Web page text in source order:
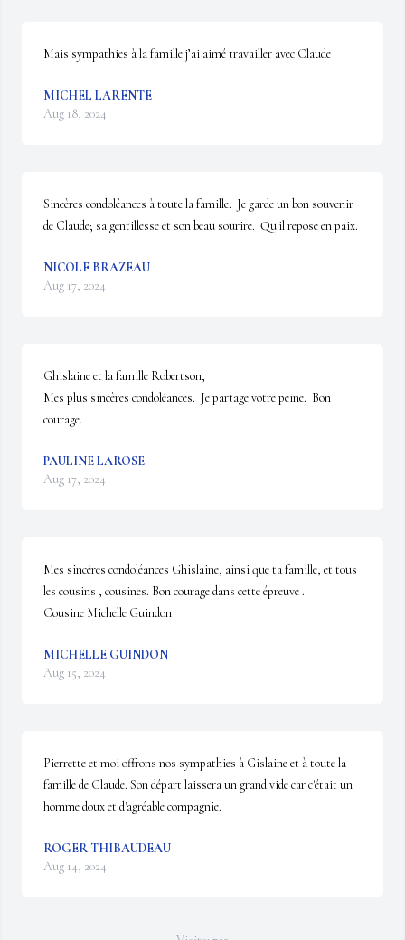
Mais sympathies à la famille j’ai aimé travailler avec Claude
MICHEL LARENTE
Aug 18, 2024
Sincères condoléances à toute la famille.  Je garde un bon souvenir
de Claude; sa gentillesse et son beau sourire.  Qu'il repose en paix.
NICOLE BRAZEAU
Aug 17, 2024
Ghislaine et la famille Robertson,
Mes plus sincères condoléances.  Je partage votre peine.  Bon
courage.
PAULINE LAROSE
Aug 17, 2024
Mes sincères condoléances Ghislaine, ainsi que ta famille, et tous
les cousins , cousines. Bon courage dans cette épreuve .
Cousine Michelle Guindon
MICHELLE GUINDON
Aug 15, 2024
Pierrette et moi offrons nos sympathies à Gislaine et à toute la
famille de Claude. Son départ laissera un grand vide car c'était un
homme doux et d'agréable compagnie.
ROGER THIBAUDEAU
Aug 14, 2024